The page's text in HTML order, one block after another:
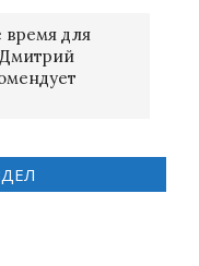
время для